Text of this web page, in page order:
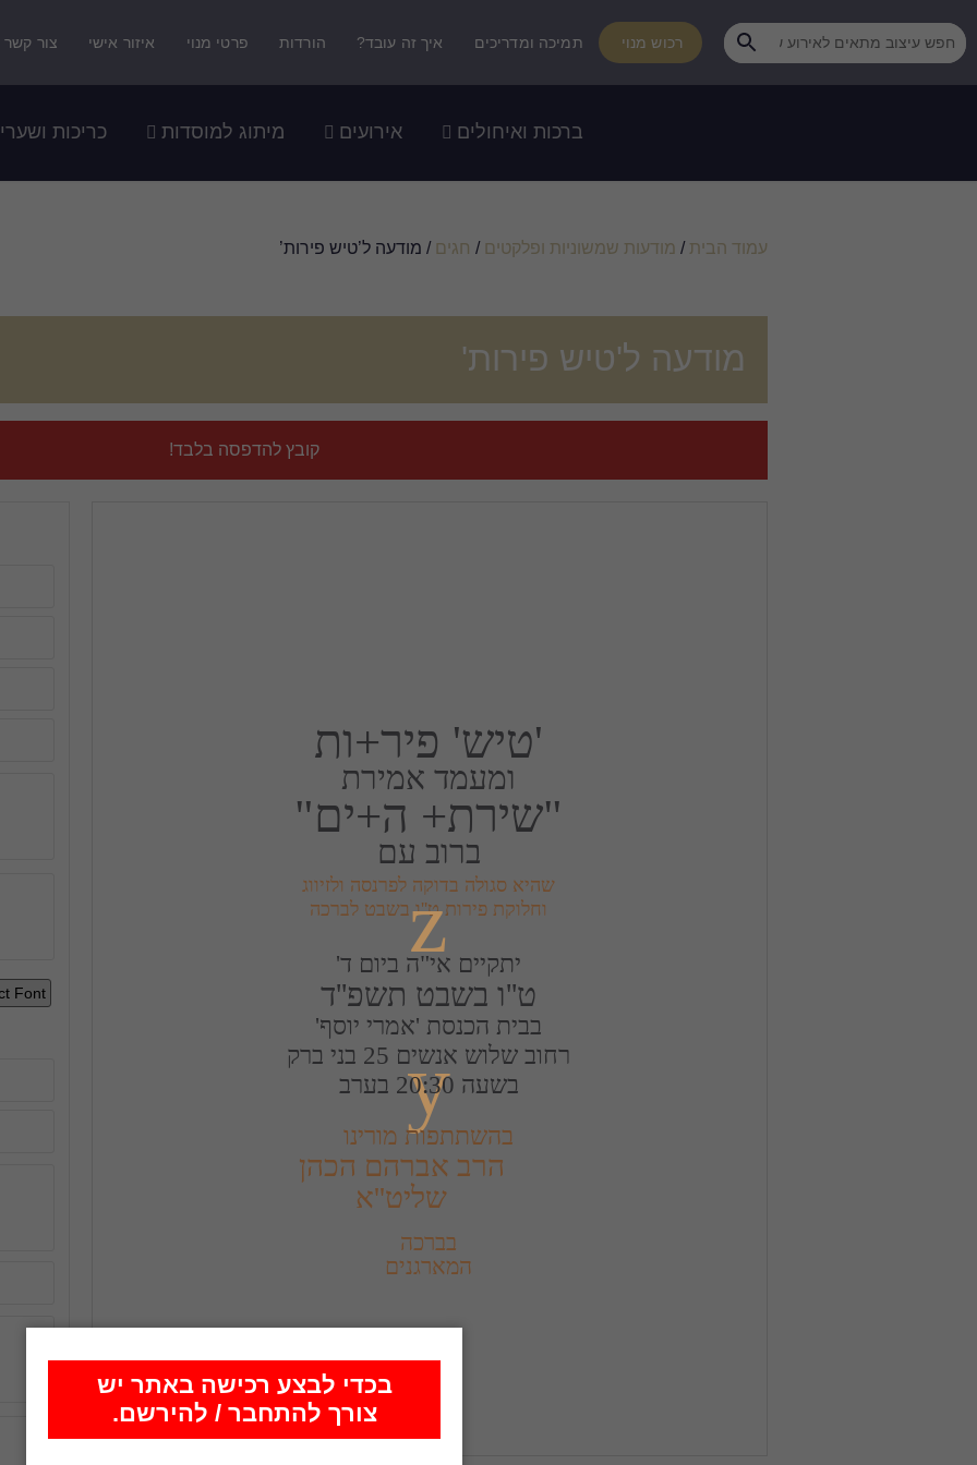
בכדי לבצע רכישה באתר יש
צורך להתחבר / להירשם.
רכוש מנוי תמיכה ומדריכים איך זה עובד? הורדות פרטי מנוי איזור אישי צור קשר
ברכות ואיחולים אירועים מיתוג למוסדות כריכות
עמוד הבית / מודעות שמשוניות ופלקטים / חגים / מודעה ל’טיש פירות’
מודעה ל'טיש פירות'
קובץ להדפסה בלבד!
'טיש' פיר+ות
ומעמד אמירת
"שירת+ ה+ים"
ברוב עם
וחלוקת פירות ט''ו בשבט לברכה
y
יתקיים אי"ה ביום ד'
ט''ו בשבט תשפ''ד
בשעה 20:30 בערב
בהשתתפות מורינו
שליט''א
המארגנים